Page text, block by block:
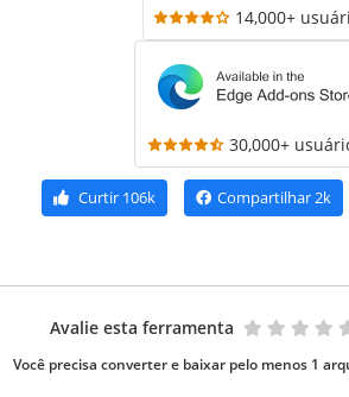
14,000+
30,000+
Curtir 106k Compartilhar2k
Avalie esta ferramenta
Você precisa converter e baixar pelo menos 1